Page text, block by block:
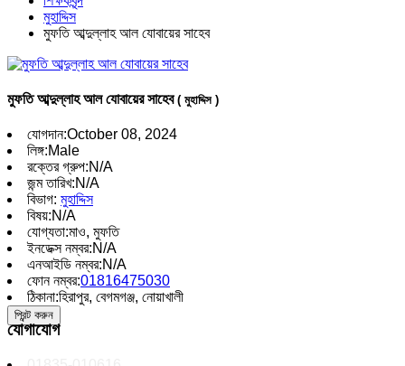
মুহাদ্দিস
মুফতি আব্দুল্লাহ আল যোবায়ের সাহেব
মুফতি আব্দুল্লাহ আল যোবায়ের সাহেব ( মুহাদ্দিস )
যোগদান:October 08, 2024
লিঙ্গ:Male
রক্তের গ্রুপ:N/A
জন্ম তারিখ:N/A
বিভাগ: মুহাদ্দিস
বিষয়:N/A
যোগ্যতা:মাও, মুফতি
ইনডেক্স নম্বর:N/A
এনআইডি নম্বর:N/A
ফোন নম্বর:01816475030
ঠিকানা:হিরাপুর, বেগমগঞ্জ, নোয়াখালী
প্রিন্ট করুন
যোগাযোগ